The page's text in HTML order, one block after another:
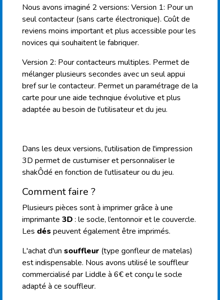
Nous avons imaginé 2 versions: Version 1: Pour un
seul contacteur (sans carte électronique). Coût de
reviens moins important et plus accessible pour les
novices qui souhaitent le fabriquer.
Version 2: Pour contacteurs multiples. Permet de
mélanger plusieurs secondes avec un seul appui
bref sur le contacteur. Permet un paramétrage de la
carte pour une aide technqiue évolutive et plus
adaptée au besoin de l'utilisateur et du jeu.
Dans les deux versions, l'utilisation de l'impression
3D permet de custumiser et personnaliser le
shakÔdé en fonction de l'utlisateur ou du jeu.
Comment faire ?
Plusieurs pièces sont à imprimer grâce à une
imprimante 3D: le socle, l’entonnoir et le couvercle.
Les dés peuvent également être imprimés.
L'achat d'un souffleur (type gonfleur de matelas)
est indispensable. Nous avons utilisé le souffleur
commercialisé par Liddle à 6€ et conçu le socle
adapté à ce souffleur.